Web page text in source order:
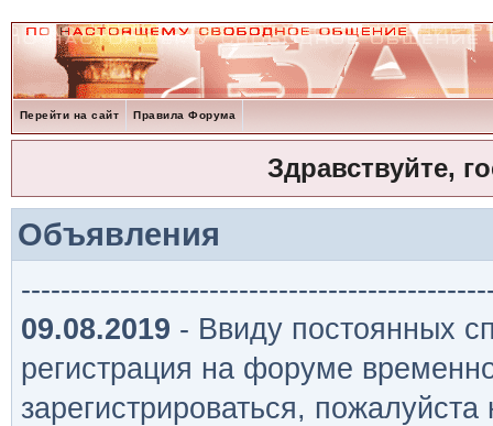
Перейти на сайт Правила Форума
Здравствуйте,
Объявления
09.08.2019 - Ввиду постоянных
регистрация на форуме
зарегистрироваться,